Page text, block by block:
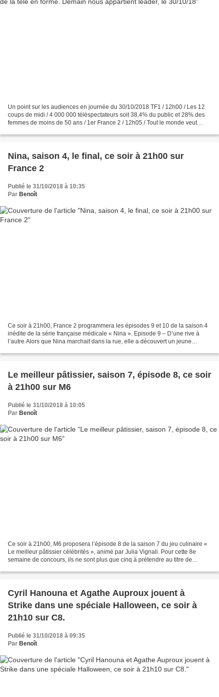
Un point sur les audiences en journée du 30/10/2018 TF1 / 12h00 / Les 12
coups de midi / 4 000 000 téléspectateurs soit 38,4% du public et 28% des
femmes de moins de 50 ans / 1er France 2 / 12h05 / Tout le monde veut
Nina, saison 4, le final, ce soir à 21h00 sur
France 2
Publié le 31/10/2018 à 10:35
Par Benoît
Ce soir à 21h00, France 2 programmera les épisodes 9 et 10 de la saison 4
inédite de la série française médicale « Nina ». Episode 9 – D’une rive à
l’autre Alors que Nina marchait dans la rue, elle a découvert un jeune
Le meilleur pâtissier, saison 7, épisode 8, ce soir
à 21h00 sur M6
Publié le 31/10/2018 à 10:05
Par Benoît
Ce soir à 21h00, M6 proposera l’épisode 8 de la saison 7 du jeu culinaire «
Le meilleur pâtissier célébrités », animé par Julia Vignali. Pour cette 8e
semaine de concours, ils ne sont plus que cinq à prétendre au titre de
Cyril Hanouna et Agathe Auproux jouent à
Strike dans une spéciale Halloween, ce soir à
21h10 sur C8.
Publié le 31/10/2018 à 09:35
Par Benoît